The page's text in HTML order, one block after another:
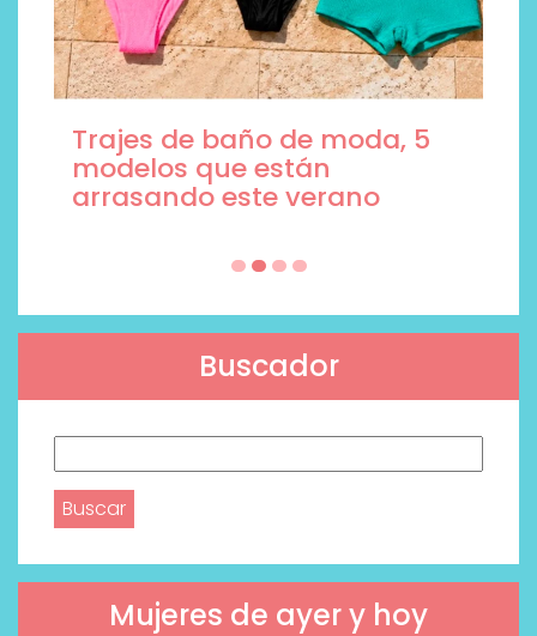
Trajes de baño de moda, 5
modelos que están
arrasando este verano
Buscador
Mujeres de ayer y hoy